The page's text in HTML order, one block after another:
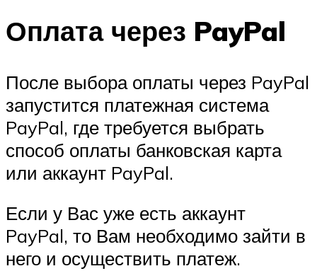
Оплата через PayPal
После выбора оплаты через PayPal
запустится платежная система
PayPal, где требуется выбрать
способ оплаты банковская карта
или аккаунт PayPal.
Если у Вас уже есть аккаунт
PayPal, то Вам необходимо зайти в
него и осуществить платеж.